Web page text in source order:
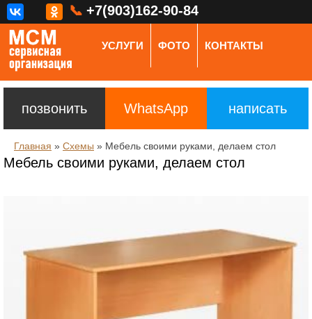
📞 +7(903)162-90-84
УСЛУГИ ФОТО КОНТАКТЫ
позвонить WhatsApp написать
Главная » Схемы » Мебель своими руками, делаем стол
Мебель своими руками, делаем стол